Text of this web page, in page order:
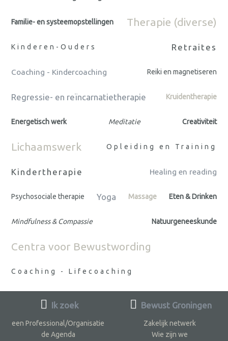
Familie- en systeemopstellingen Therapie (diverse)
Kinderen-Ouders Retraites
Coaching - Kindercoaching Reiki en magnetiseren
Regressie- en reïncarnatietherapie Kruidentherapie
Energetisch werk Meditatie Creativiteit
Lichaamswerk Opleiding en Training
Kindertherapie Healing en reading
Psychosociale therapie Yoga Massage Eten & Drinken
Mindfulness & Compassie Natuurgeneeskunde
Centra voor Bewustwording
Coaching - Lifecoaching
Ik zoek
een Professional/Organisatie
de Agenda
Bewust Groningen
Zakelijk netwerk
Wie zijn we